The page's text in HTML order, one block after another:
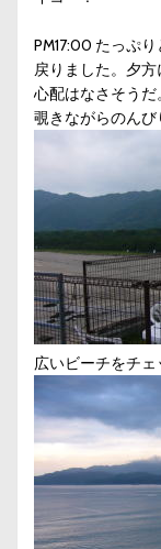
PM17:00 たっぷ
戻りました。夕
心配はなさそう
覗きながらのん
広いビーチをチ